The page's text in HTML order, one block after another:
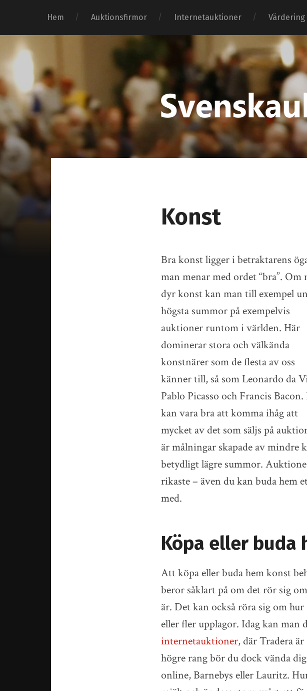
Hem Auktionsfirmor Internetauktioner Värdering
Konst
Bra konst ligger i betraktarens
man menar med ordet “bra”.
dyr konst kan man till exempel
högsta summor på exempelvis
auktioner runtom i världen. Här
dominerar stora och välkända
konstnärer som de flesta av oss
känner till, så som Leonardo da
Pablo Picasso och Francis
kan vara bra att komma ihåg att
mycket av det som säljs på
är målningar skapade av mindre
betydligt lägre summor.
rikaste – även du kan buda
med.
Köpa eller buda
Att köpa eller buda hem konst
beror såklart på om det rör sig
är. Det kan också röra sig om
eller fler upplagor. Idag kan man
internetauktioner,där Tradera
högre rang bör du dock vända
online, Barnebys eller Lauritz.